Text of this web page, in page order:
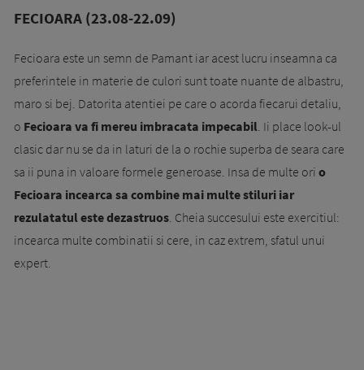
FECIOARA (23.08-22.09)
Fecioara este un semn de Pamant iar acest lucru inseamna ca
preferintele in materie de culori sunt toate nuante de albastru,
maro si bej. Datorita atentiei pe care o acorda fiecarui detaliu,
o Fecioara va fi mereu imbracata impecabil. Ii place look-ul
clasic dar nu se da in laturi de la o rochie superba de seara care
sa ii puna in valoare formele generoase. Insa de multe ori o
Fecioara incearca sa combine mai multe stiluri iar
rezulatatul este dezastruos. Cheia succesului este exercitiul:
incearca multe combinatii si cere, in caz extrem, sfatul unui
expert.